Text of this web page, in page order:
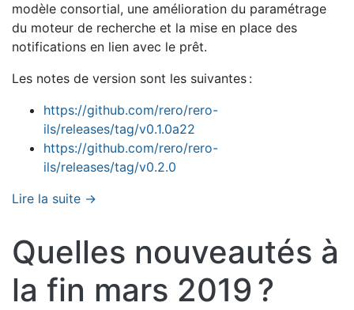
modèle consortial, une amélioration du paramétrage
du moteur de recherche et la mise en place des
notifications en lien avec le prêt.
Les notes de version sont les suivantes :
https://github.com/rero/rero-
ils/releases/tag/v0.1.0a22
https://github.com/rero/rero-
ils/releases/tag/v0.2.0
Lire la suite →
Quelles nouveautés à
la fin mars 2019 ?